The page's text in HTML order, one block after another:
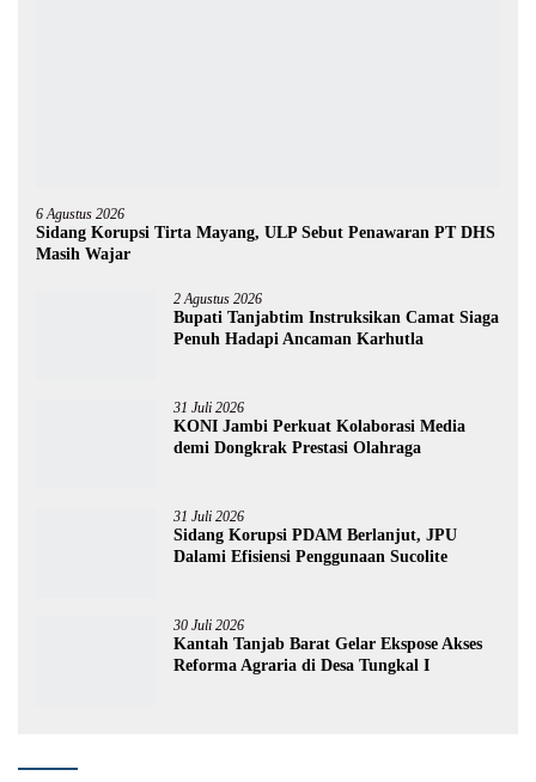
6 Agustus 2026
Sidang Korupsi Tirta Mayang, ULP Sebut Penawaran PT DHS
Masih Wajar
2 Agustus 2026
Bupati Tanjabtim Instruksikan Camat Siaga
Penuh Hadapi Ancaman Karhutla
31 Juli 2026
KONI Jambi Perkuat Kolaborasi Media
demi Dongkrak Prestasi Olahraga
31 Juli 2026
Sidang Korupsi PDAM Berlanjut, JPU
Dalami Efisiensi Penggunaan Sucolite
30 Juli 2026
Kantah Tanjab Barat Gelar Ekspose Akses
Reforma Agraria di Desa Tungkal I